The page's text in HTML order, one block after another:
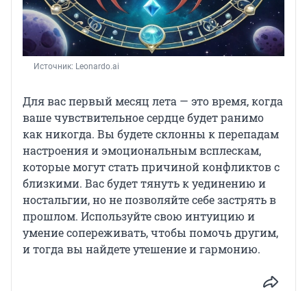
Источник: Leonardo.ai
Для вас первый месяц лета — это время, когда
ваше чувствительное сердце будет ранимо
как никогда. Вы будете склонны к перепадам
настроения и эмоциональным всплескам,
которые могут стать причиной конфликтов с
близкими. Вас будет тянуть к уединению и
ностальгии, но не позволяйте себе застрять в
прошлом. Используйте свою интуицию и
умение сопереживать, чтобы помочь другим,
и тогда вы найдете утешение и гармонию.